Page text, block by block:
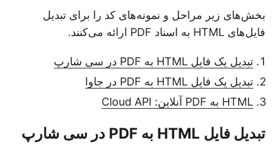
بخش‌های زیر مراحل و نمونه‌های کد را برای تبدیل
فایل‌های HTML به اسناد PDF ارائه می‌کنند.
تبدیل یک فایل HTML به PDF در سی شارپ
تبدیل یک فایل HTML به PDF در جاوا
HTML به PDF آنلاین: Cloud API
تبدیل فایل HTML به PDF در سی شارپ